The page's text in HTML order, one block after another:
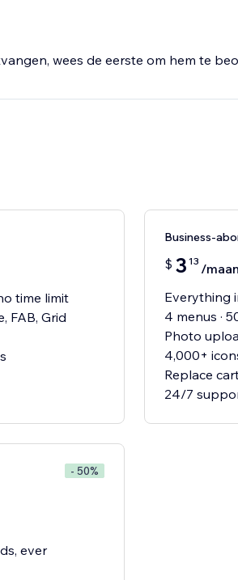
wees de eerste om hem te
time limit
FAB, Grid
Business-
$ 3 13 /
Everything
4 menus ·
Photo
4,000+
Replace
24/7
- 50%
ever